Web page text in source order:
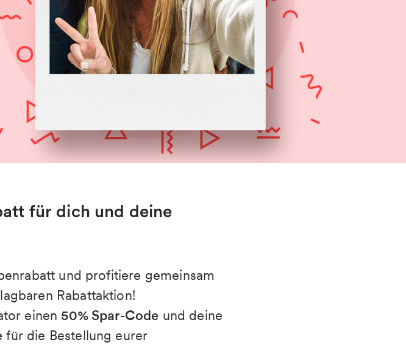
für dich und deine
und profitiere gemeinsam
Rabattaktion!
einen50% Spar-Code und deine
für die Bestellung eurer